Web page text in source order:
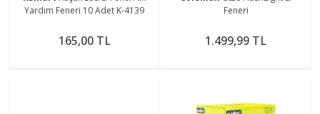
Yardım Feneri 10 Adet K-4139
165,00 TL
Feneri
1.499,99 TL